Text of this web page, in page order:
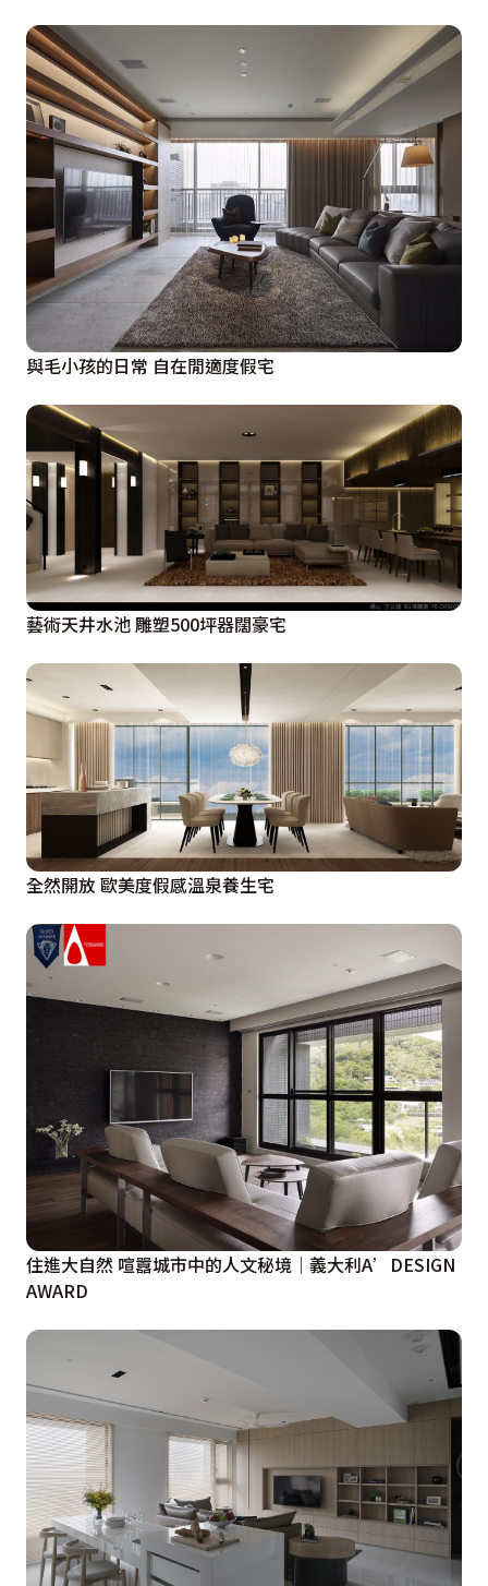
與毛小孩的日常 自在閒適度假宅
藝術天井水池 雕塑500坪器闊豪宅
全然開放 歐美度假感溫泉養生宅
住進大自然 喧囂城市中的人文秘境｜義大利A’DESIGN
AWARD